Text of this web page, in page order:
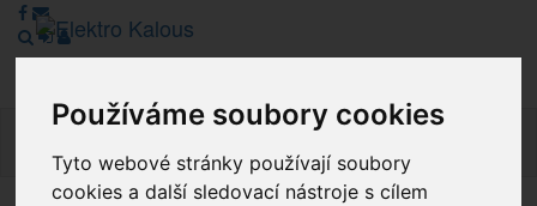
Používáme soubory cookies
Tyto webové stránky používají soubory
cookies a další sledovací nástroje s cílem